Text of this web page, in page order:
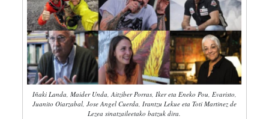
Iñaki Landa, Maider Unda, Aitziber Porras, Iker eta Eneko Pou, Evaristo,
Juanito Oiarzabal, Jose Angel Cuerda, Irantzu Lekue eta Toti Martinez de
Lezea sinatzaileetako batzuk dira.